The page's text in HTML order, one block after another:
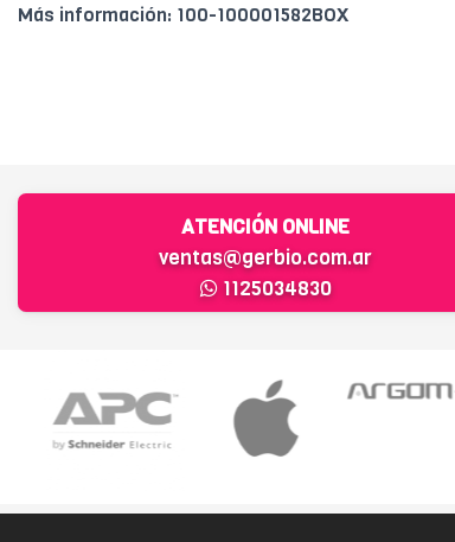
Más información: 100-100001582BOX
ATENCIÓN ONLINE
ventas@gerbio.com.ar
1125034830